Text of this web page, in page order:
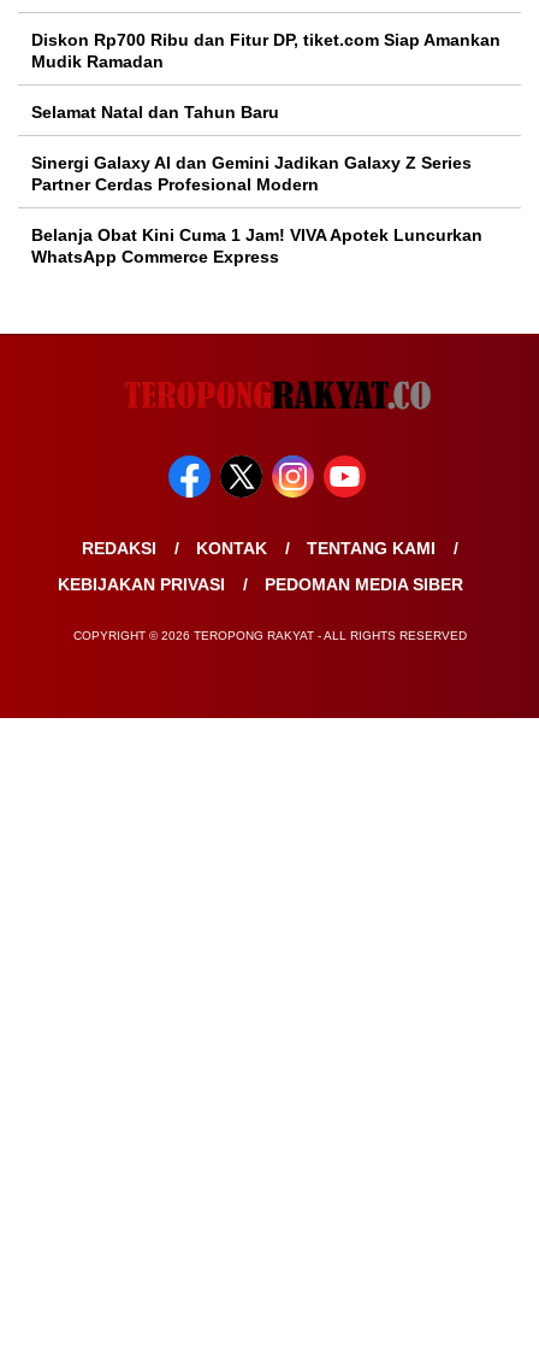
Diskon Rp700 Ribu dan Fitur DP, tiket.com Siap Amankan
Mudik Ramadan
Selamat Natal dan Tahun Baru
Sinergi Galaxy AI dan Gemini Jadikan Galaxy Z Series
Partner Cerdas Profesional Modern
Belanja Obat Kini Cuma 1 Jam! VIVA Apotek Luncurkan
WhatsApp Commerce Express
REDAKSI KONTAK
TENTANG KAMI
KEBIJAKAN PRIVASI
PEDOMAN MEDIA SIBER
COPYRIGHT © 2026 TEROPONG RAKYAT - ALL RIGHTS RESERVED